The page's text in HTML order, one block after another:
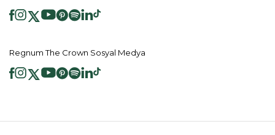
Regnum The Crown Sosyal Medya